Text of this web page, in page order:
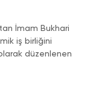
İmam Bukhari
iş birliğini
düzenlenen